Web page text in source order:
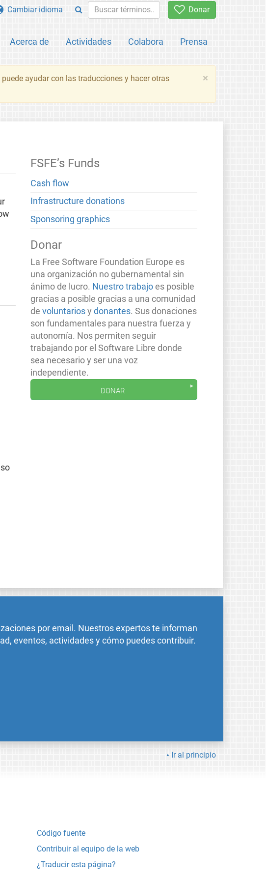
Donar
Acerca de Actividades Colabora Prensa
Cambiar idioma
×
ayudar con las traducciones y hacer otras
FSFE’s Funds
Cash flow
Infrastructure donations
Sponsoring graphics
Donar
La Free Software Foundation Europe es
una organización no gubernamental sin
ánimo de lucro. Nuestro trabajo es posible
gracias a posible gracias a una comunidad
devoluntarios ydonantes. Sus donaciones
son fundamentales para nuestra fuerza y
autonomía. Nos permiten seguir
trabajando por el Software Libre donde
sea necesario y ser una voz
independiente.
donar
por email. Nuestros expertos te informan
eventos, actividades y cómo puedes contribuir.
Ir al principio
Código fuente
Contribuir al equipo de la web
¿Traducir esta página?